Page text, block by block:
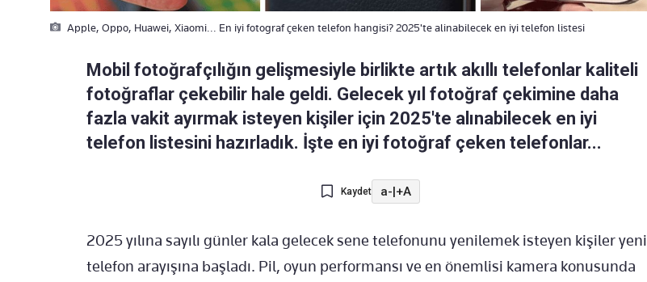
Apple, Oppo, Huawei, Xiaomi... En iyi fotograf çeken telefon hangisi? 2025'te alinabilecek en iyi telefon listesi
Mobil fotoğrafçılığın gelişmesiyle birlikte artık akıllı telefonlar kaliteli
fotoğraflar çekebilir hale geldi. Gelecek yıl fotoğraf çekimine daha
fazla vakit ayırmak isteyen kişiler için 2025'te alınabilecek en iyi
telefon listesini hazırladık. İşte en iyi fotoğraf çeken telefonlar...
Kaydet a-|+A
2025 yılına sayılı günler kala gelecek sene telefonunu yenilemek isteyen kişiler yeni
telefon arayışına başladı. Pil, oyun performansı ve en önemlisi kamera konusunda